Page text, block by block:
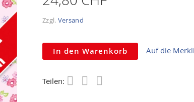
Zzgl. Versand
In den Warenkorb Auf die
Teilen: